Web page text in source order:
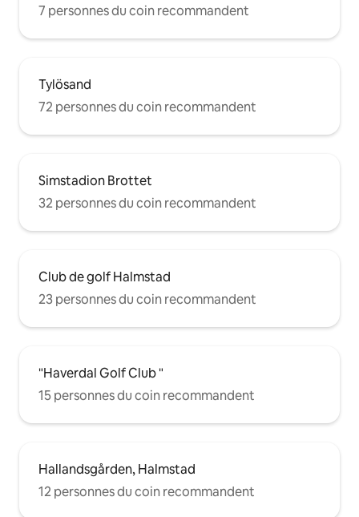
7 personnes du coin recommandent
Tylösand
72 personnes du coin recommandent
Simstadion Brottet
32 personnes du coin recommandent
Club de golf Halmstad
23 personnes du coin recommandent
"Haverdal Golf Club "
15 personnes du coin recommandent
Hallandsgården, Halmstad
12 personnes du coin recommandent